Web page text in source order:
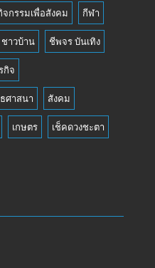
จกรรมเพื่อสังคม กีฬา
ชาวบ้าน ชีพจร บันเทิง
กิจ
ศาสนา สังคม
เกษตร เช็คดวงชะตา